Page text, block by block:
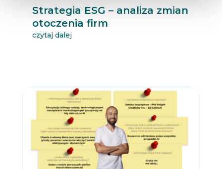
Strategia ESG – analiza zmian
otoczenia firm
czytaj dalej